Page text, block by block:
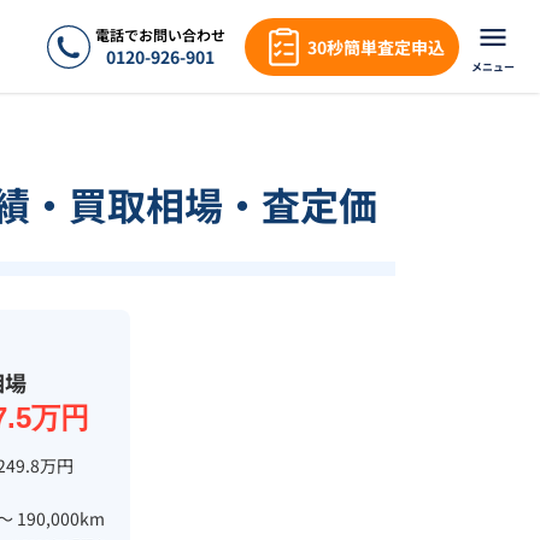
電話でお問い合わせ
0120-926-901 30秒簡単査定申込
メニュー
・買取相場・査定価
万円
万円
190,000km